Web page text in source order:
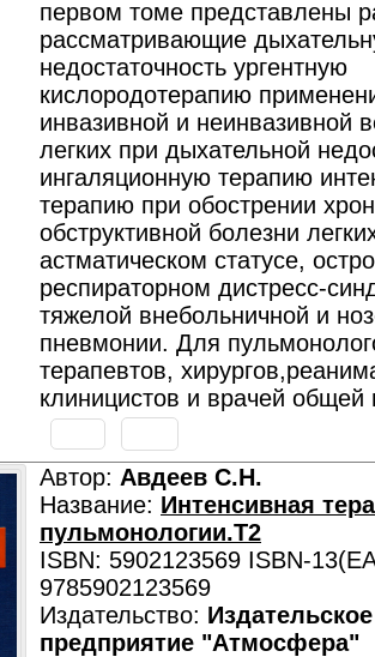
первом томе представлены
рассматривающие
недостаточность ургентную
кислородотерапию
инвазивной и неинвазивной
легких при дыхательной
ингаляционную терапию
терапию при обострении
обструктивной болезни
астматическом статусе,
респираторном дистресс-
тяжелой внебольничной и
пневмонии. Для
терапевтов,
клиницистов и врачей общей
Автор: Авдеев С.Н.
Название: Интенсивная
пульмонологии.Т2
ISBN: 5902123569 ISBN-
9785902123569
Издательство: Издательское
предприятие "Атмосфера"